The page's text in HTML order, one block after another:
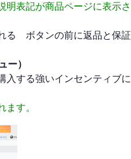
表記が商品ページに表示さ
る ボタンの前に返品と保
ー）
する強いインセンティブ
す。